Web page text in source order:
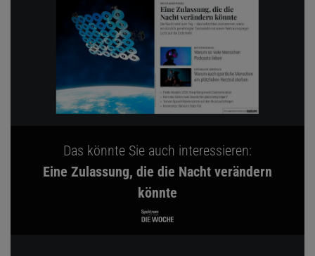
Das könnte Sie auch interessieren:
Eine Zulassung, die die Nacht verändern
könnte